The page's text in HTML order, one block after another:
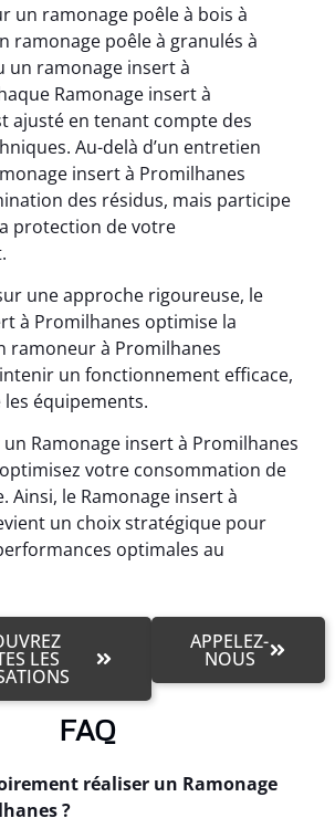
un ramonage poêle à bois à
ramonage poêle à granulés à
un ramonage insert à
Ramonage insert à
ajusté en tenant compte des
Au-delà d’un entretien
insert à Promilhanes
des résidus, mais participe
protection de votre
une approche rigoureuse, le
à Promilhanes optimise la
ramoneur à Promilhanes
un fonctionnement efficace,
équipements.
Ramonage insert à Promilhanes
votre consommation de
Ainsi, le Ramonage insert à
un choix stratégique pour
optimales au
LES
APPELEZ-
NOUS
FAQ
réaliser un Ramonage
?